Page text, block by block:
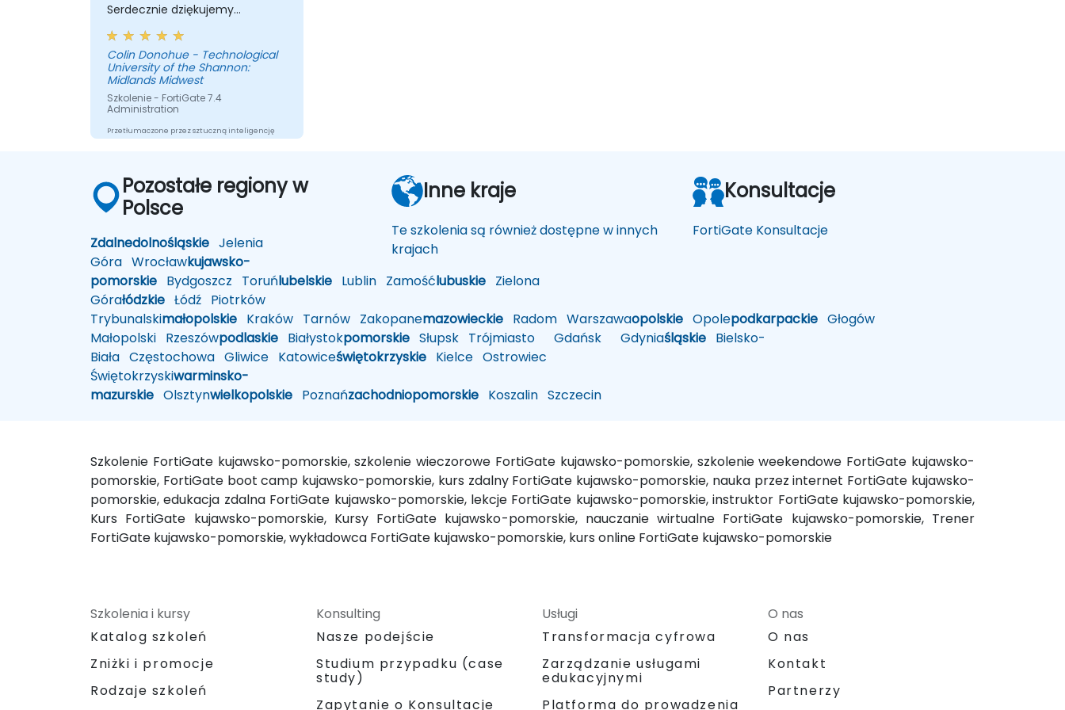
konfiguracjach HA i skutecznie
Serdecznie dziękujemy
Sorushowi.
Colin Donohue - Technological
University of the Shannon:
Midlands Midwest
Szkolenie - FortiGate 7.4
Administration
Przetłumaczone przez sztuczną inteligencję
Pozostałe regiony w
Polsce
Zdalnedolnośląskie Jelenia
Góra Wrocławkujawsko-
pomorskie Bydgoszcz Toruńlubelskie Lublin Zamośćlubuskie Zielona
Górałódzkie Łódź Piotrków
Trybunalskimałopolskie Kraków Tarnów Zakopanemazowieckie Radom Warszawaopolskie Opolepodkarpackie Głogów
Małopolski Rzeszówpodlaskie Białystokpomorskie Słupsk Trójmiasto Gdańsk Gdyniaśląskie Bielsko-
Biała Częstochowa Gliwice Katowiceświętokrzyskie Kielce Ostrowiec
Świętokrzyskiwarminsko-
mazurskie Olsztynwielkopolskie Poznańzachodniopomorskie Koszalin Szczecin
Inne kraje
Te szkolenia są również dostępne w innych
krajach
Konsultacje
FortiGate Konsultacje
Szkolenie FortiGate kujawsko-pomorskie, szkolenie wieczorowe FortiGate kujawsko-pomorskie, szkolenie weekendowe FortiGate kujawsko-
pomorskie, FortiGate boot camp kujawsko-pomorskie, kurs zdalny FortiGate kujawsko-pomorskie, nauka przez internet FortiGate kujawsko-
pomorskie, edukacja zdalna FortiGate kujawsko-pomorskie, lekcje FortiGate kujawsko-pomorskie, instruktor FortiGate kujawsko-pomorskie,
Kurs FortiGate kujawsko-pomorskie, Kursy FortiGate kujawsko-pomorskie, nauczanie wirtualne FortiGate kujawsko-pomorskie, Trener
FortiGate kujawsko-pomorskie, wykładowca FortiGate kujawsko-pomorskie, kurs online FortiGate kujawsko-pomorskie
Szkolenia i kursy
Katalog szkoleń
Zniżki i promocje
Rodzaje szkoleń
Konsulting
Nasze podejście
Studium przypadku (case
study)
Zapytanie o Konsultacje
Usługi
Transformacja cyfrowa
Zarządzanie usługami
edukacyjnymi
Platforma do prowadzenia
O nas
O nas
Kontakt
Partnerzy